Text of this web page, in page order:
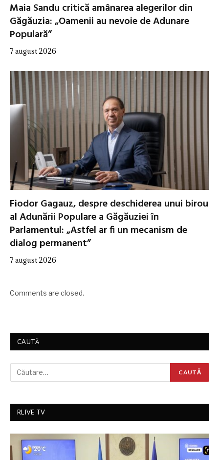
Maia Sandu critică amânarea alegerilor din
Găgăuzia: „Oamenii au nevoie de Adunare
Populară”
7 august 2026
Fiodor Gagauz, despre deschiderea unui birou
al Adunării Populare a Găgăuziei în
Parlamentul: „Astfel ar fi un mecanism de
dialog permanent”
7 august 2026
Comments are closed.
CAUTĂ
RLIVE TV